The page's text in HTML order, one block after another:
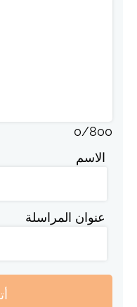
0/800
الاسم
عنوان المراسلة